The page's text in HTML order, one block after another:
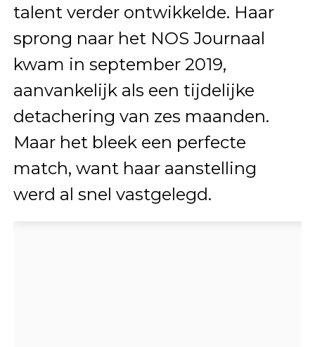
talent verder ontwikkelde. Haar
sprong naar het NOS Journaal
kwam in september 2019,
aanvankelijk als een tijdelijke
detachering van zes maanden.
Maar het bleek een perfecte
match, want haar aanstelling
werd al snel vastgelegd.